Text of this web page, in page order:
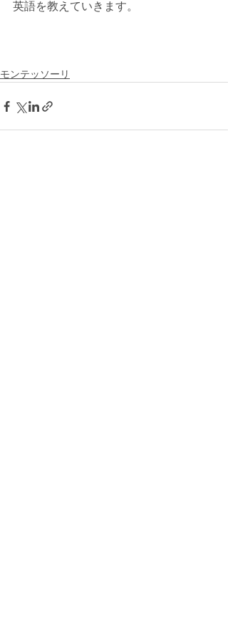
英語を教えていきます。
モンテッソーリ